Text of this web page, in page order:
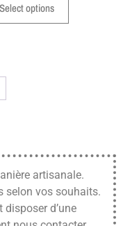
Select options
artisanale.
selon vos souhaits.
d’une